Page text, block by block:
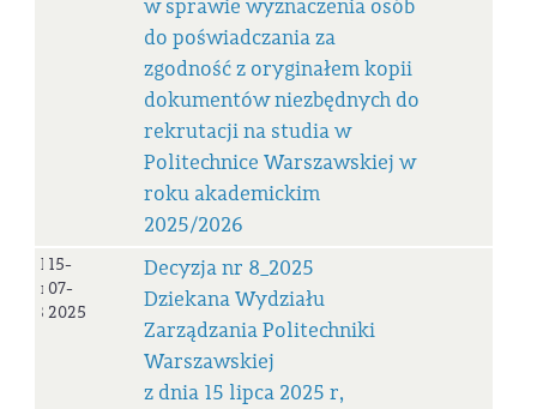
w sprawie wyznaczenia osób
do poświadczania za
zgodność z oryginałem kopii
dokumentów niezbędnych do
rekrutacji na studia w
Politechnice Warszawskiej w
roku akademickim
2025/2026
Decyzja
nr
8_2025
15-
07-
2025
Decyzja nr 8_2025
Dziekana Wydziału
Zarządzania Politechniki
Warszawskiej
z dnia 15 lipca 2025 r,